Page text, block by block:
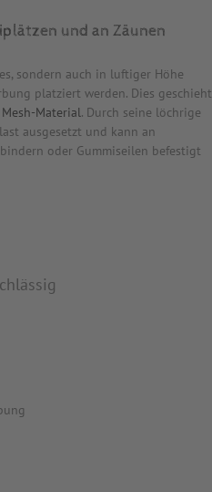
und an Zäunen
sondern auch in luftiger Höhe
platziert werden. Dies geschieht
Mesh-Material. Durch seine löchrige
ausgesetzt und kann an
oder Gummiseilen befestigt